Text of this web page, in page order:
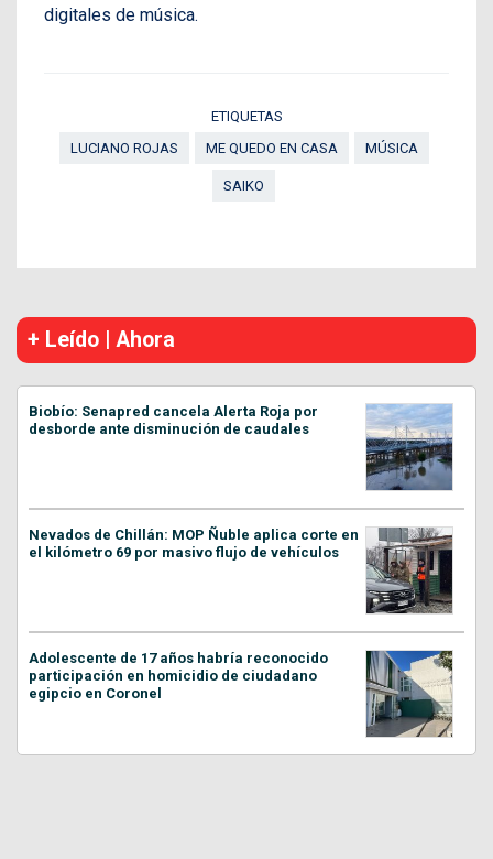
digitales de música.
ETIQUETAS
LUCIANO ROJAS
ME QUEDO EN CASA MÚSICA
SAIKO
+ Leído | Ahora
Biobío: Senapred cancela Alerta Roja por
desborde ante disminución de caudales
Nevados de Chillán: MOP Ñuble aplica corte en
el kilómetro 69 por masivo flujo de vehículos
Adolescente de 17 años habría reconocido
participación en homicidio de ciudadano
egipcio en Coronel